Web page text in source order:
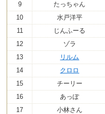
9
たっちゃん
10
水戸洋平
11
じんふーる
12
ゾラ
13
リルム
14
クロロ
15
チーリー
16
あっぽ
17
小林さん